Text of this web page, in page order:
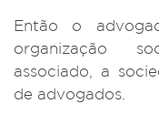
Então o
organização
associado, a
de advogados.